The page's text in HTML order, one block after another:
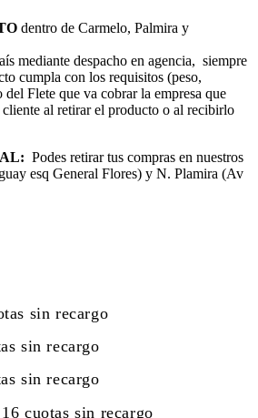
dentro de Carmelo, Palmira y
mediante despacho en agencia, siempre
cumpla con los requisitos (peso,
Flete que va cobrar la empresa que
al retirar el producto o al recibirlo
Podes retirar tus compras en nuestros
esq General Flores) y N. Plamira (Av
sin recargo
sin recargo
sin recargo
cuotas sin recargo